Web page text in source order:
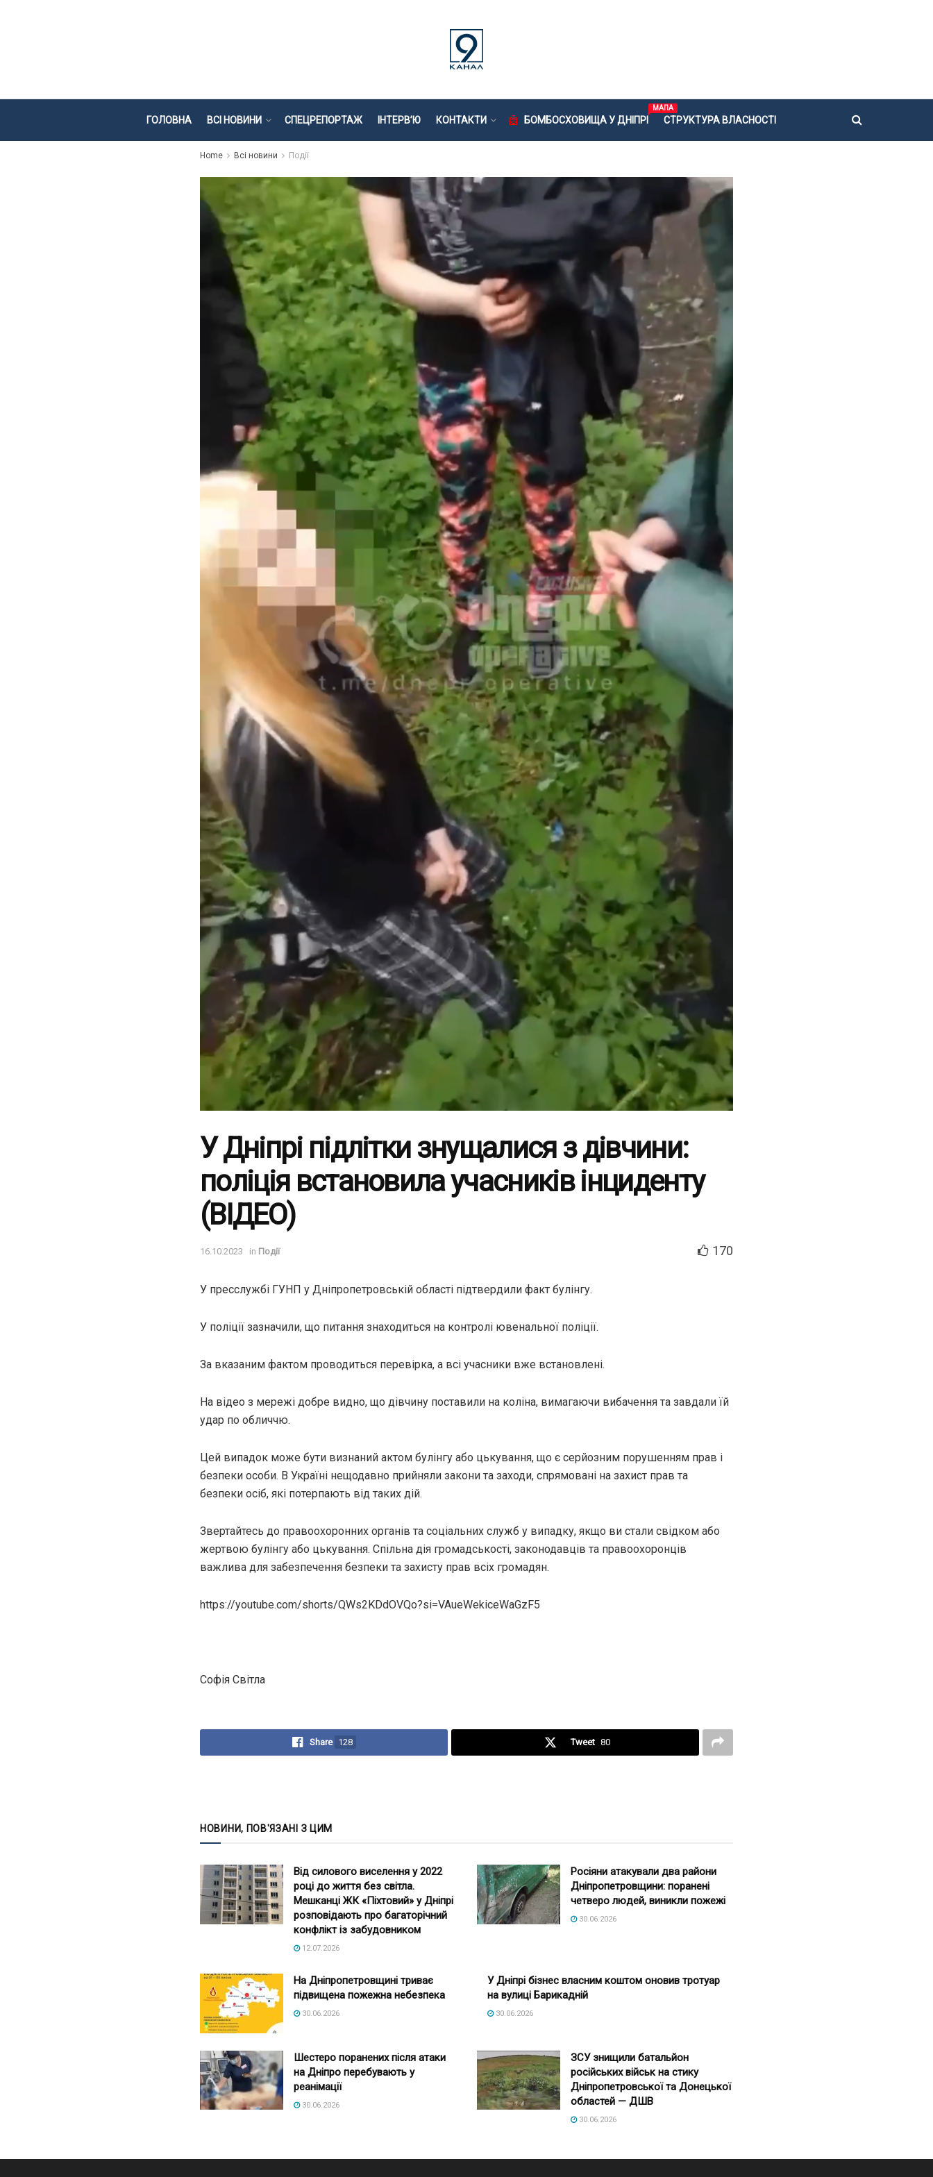
ГОЛОВНА ВСІ НОВИНИ СПЕЦРЕПОРТАЖ ІНТЕРВ’Ю КОНТАКТИ БОМБОСХОВИЩА У ДНІПРІ
МАПА
СТРУКТУРА ВЛАСНОСТІ
Home Всі новини Події
У Дніпрі підлітки знущалися з дівчини:
поліція встановила учасників інциденту
(ВІДЕО)
16.10.2023 in Події 170
У пресслужбі ГУНП у Дніпропетровській області підтвердили факт булінгу.
У поліції зазначили, що питання знаходиться на контролі ювенальної поліції.
За вказаним фактом проводиться перевірка, а всі учасники вже встановлені.
На відео з мережі добре видно, що дівчину поставили на коліна, вимагаючи вибачення та завдали їй
удар по обличчю.
Цей випадок може бути визнаний актом булінгу або цькування, що є серйозним порушенням прав і
безпеки особи. В Україні нещодавно прийняли закони та заходи, спрямовані на захист прав та
безпеки осіб, які потерпають від таких дій.
Звертайтесь до правоохоронних органів та соціальних служб у випадку, якщо ви стали свідком або
жертвою булінгу або цькування. Спільна дія громадськості, законодавців та правоохоронців
важлива для забезпечення безпеки та захисту прав всіх громадян.
https://youtube.com/shorts/QWs2KDdOVQo?si=VAueWekiceWaGzF5
Софія Світла
Share 128 Tweet 80
НОВИНИ, ПОВ'ЯЗАНІ З ЦИМ
Від силового виселення у 2022
році до життя без світла.
Мешканці ЖК «Піхтовий» у Дніпрі
розповідають про багаторічний
конфлікт із забудовником
12.07.2026
Росіяни атакували два райони
Дніпропетровщини: поранені
четверо людей, виникли пожежі
30.06.2026
На Дніпропетровщині триває
підвищена пожежна небезпека
30.06.2026
У Дніпрі бізнес власним коштом оновив тротуар
на вулиці Барикадній
30.06.2026
Шестеро поранених після атаки
на Дніпро перебувають у
реанімації
30.06.2026
ЗСУ знищили батальйон
російських військ на стику
Дніпропетровської та Донецької
областей — ДШВ
30.06.2026